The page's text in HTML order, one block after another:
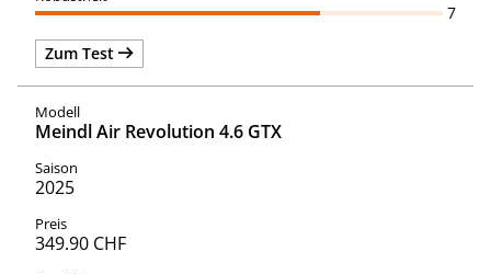
7
Zum Test
Meindl Air Revolution 4.6 GTX
2025
349.90 CHF